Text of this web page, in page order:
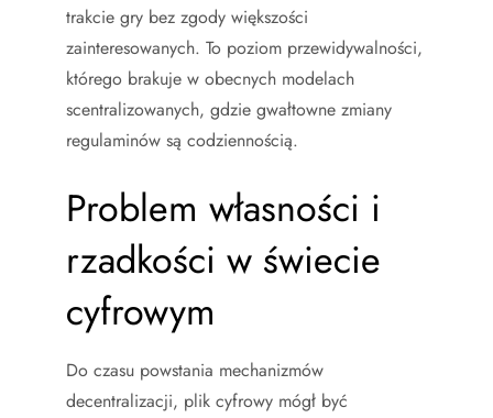
trakcie gry bez zgody większości
zainteresowanych. To poziom przewidywalności,
którego brakuje w obecnych modelach
scentralizowanych, gdzie gwałtowne zmiany
regulaminów są codziennością.
Problem własności i
rzadkości w świecie
cyfrowym
Do czasu powstania mechanizmów
decentralizacji, plik cyfrowy mógł być